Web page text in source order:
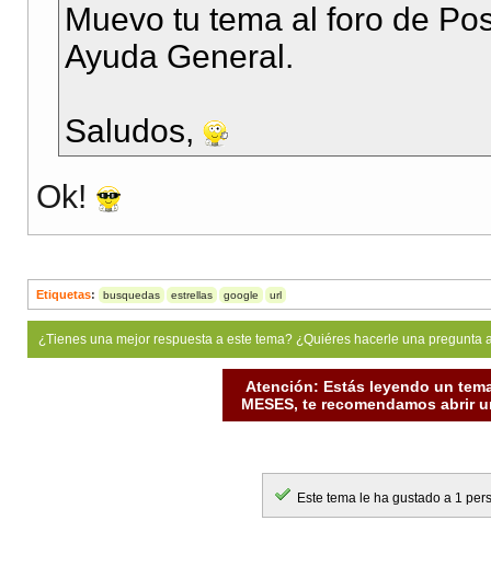
Muevo tu tema al foro de
Ayuda General.
Saludos,
Ok!
Etiquetas: busquedas estrellas google url
¿Tienes una mejor respuesta a este tema? ¿Quiéres hacerle una
Atención: Estás leyendo un
MESES, te recomendamos abrir
Este tema le ha gustado a 1